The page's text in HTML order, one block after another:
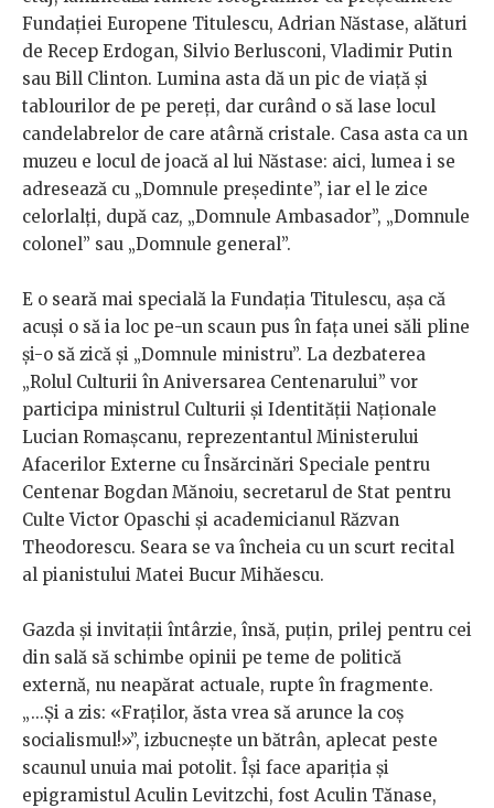
Fundației Europene Titulescu, Adrian Năstase, alături
de Recep Erdogan, Silvio Berlusconi, Vladimir Putin
sau Bill Clinton. Lumina asta dă un pic de viață și
tablourilor de pe pereți, dar curând o să lase locul
candelabrelor de care atârnă cristale. Casa asta ca un
muzeu e locul de joacă al lui Năstase: aici, lumea i se
adresează cu „Domnule președinte”, iar el le zice
celorlalți, după caz, „Domnule Ambasador”, „Domnule
colonel” sau „Domnule general”.
E o seară mai specială la Fundația Titulescu, așa că
acuși o să ia loc pe-un scaun pus în fața unei săli pline
și-o să zică și „Domnule ministru”. La dezbaterea
„Rolul Culturii în Aniversarea Centenarului” vor
participa ministrul Culturii și Identității Naționale
Lucian Romașcanu, reprezentantul Ministerului
Afacerilor Externe cu Însărcinări Speciale pentru
Centenar Bogdan Mănoiu, secretarul de Stat pentru
Culte Victor Opaschi și academicianul Răzvan
Theodorescu. Seara se va încheia cu un scurt recital
al pianistului Matei Bucur Mihăescu.
Gazda și invitații întârzie, însă, puțin, prilej pentru cei
din sală să schimbe opinii pe teme de politică
externă, nu neapărat actuale, rupte în fragmente.
„...Și a zis: «Fraților, ăsta vrea să arunce la coș
socialismul!»”, izbucnește un bătrân, aplecat peste
scaunul unuia mai potolit. Își face apariția și
epigramistul Aculin Levitzchi, fost Aculin Tănase,